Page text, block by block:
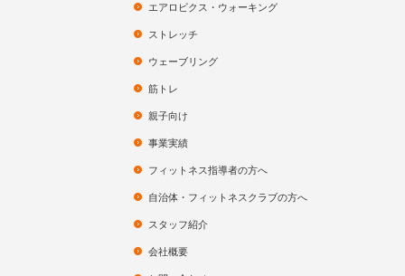
エアロビクス・ウォーキング
ストレッチ
ウェーブリング
筋トレ
親子向け
事業実績
フィットネス指導者の方へ
自治体・フィットネスクラブの方へ
スタッフ紹介
会社概要